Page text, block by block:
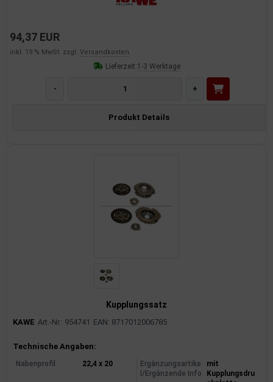
94,37 EUR
inkl. 19 % MwSt. zzgl. Versandkosten
Lieferzeit:1-3 Werktage
- +
Produkt Details
Kupplungssatz
KAWE Art.-Nr.: 954741 EAN: 8717012006785
Produktinformationen
Technische Angaben:
Nabenprofil 22,4 x 20
Ergänzungsartike
l/Ergänzende Info
mit
Kupplungsdru